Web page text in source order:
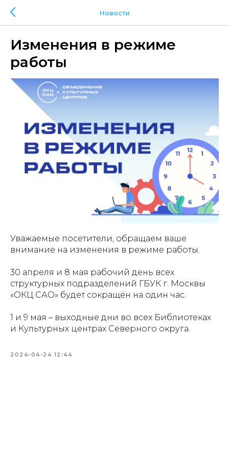
Новости
Изменения в режиме
работы
Уважаемые посетители, обращаем ваше
внимание на изменения в режиме работы.
30 апреля и 8 мая рабочий день всех
структурных подразделений ГБУК г. Москвы
«ОКЦ САО» будет сокращён на один час.
1 и 9 мая – выходные дни во всех Библиотеках
и Культурных центрах Северного округа.
2024-04-24 12:44